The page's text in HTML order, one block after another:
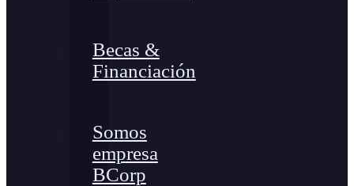
Becas &
Financiación
Somos
empresa
BCorp